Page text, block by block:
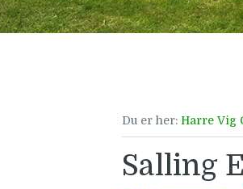
Du er her: Harre Vig
Salling